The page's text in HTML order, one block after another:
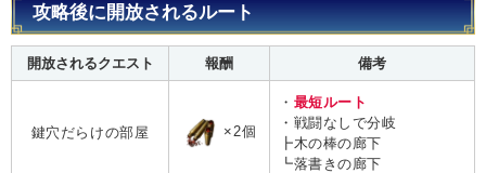
攻略後に開放されるルート
開放されるクエスト 報酬 備考
鍵穴だらけの部屋 ×2個
・ 最短ルート
・戦闘なしで分岐
┣木の棒の廊下
┗落書きの廊下